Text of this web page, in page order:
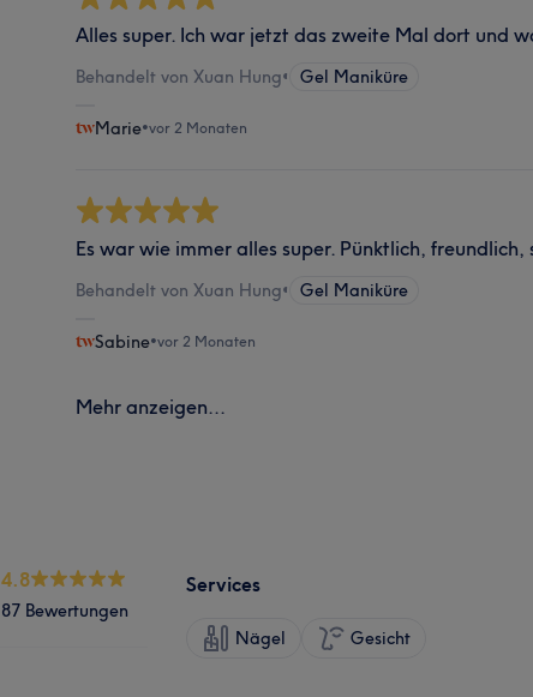
Alles super. Ich war jetzt das zweite Mal dort und
Behandelt von Xuan Hung• Gel Maniküre
Marie•vor 2 Monaten
Es war wie immer alles super. Pünktlich, freundlich,
Behandelt von Xuan Hung• Gel Maniküre
Sabine•vor 2 Monaten
Mehr anzeigen...
4.8
87 Bewertungen
Services
Nägel Gesicht